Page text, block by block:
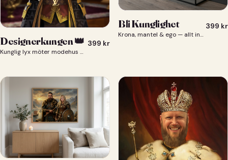
Designerkungen 👑
Kunglig lyx möter modehus — du som designerkung 👑
399 kr
Bli Kunglighet
Krona, mantel & ego — allt ingår 👑
399 kr